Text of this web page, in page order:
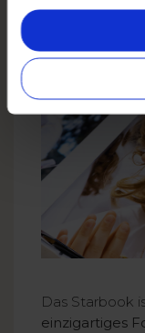
Das Starbook
einzigartiges